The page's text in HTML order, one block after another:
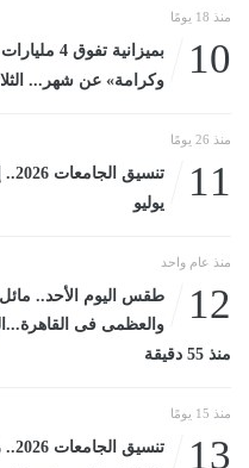
منذ 18 يومًا
10
بميزانية
وكرامة» عن شهر... الثلاثاء، 14 يوليو 2026
منذ 26 يومًا
11
يوليو
منذ عام واحد
12
طقس اليوم الأحد.. مائل
منذ 55 دقيقة
منذ 15 يومًا
13